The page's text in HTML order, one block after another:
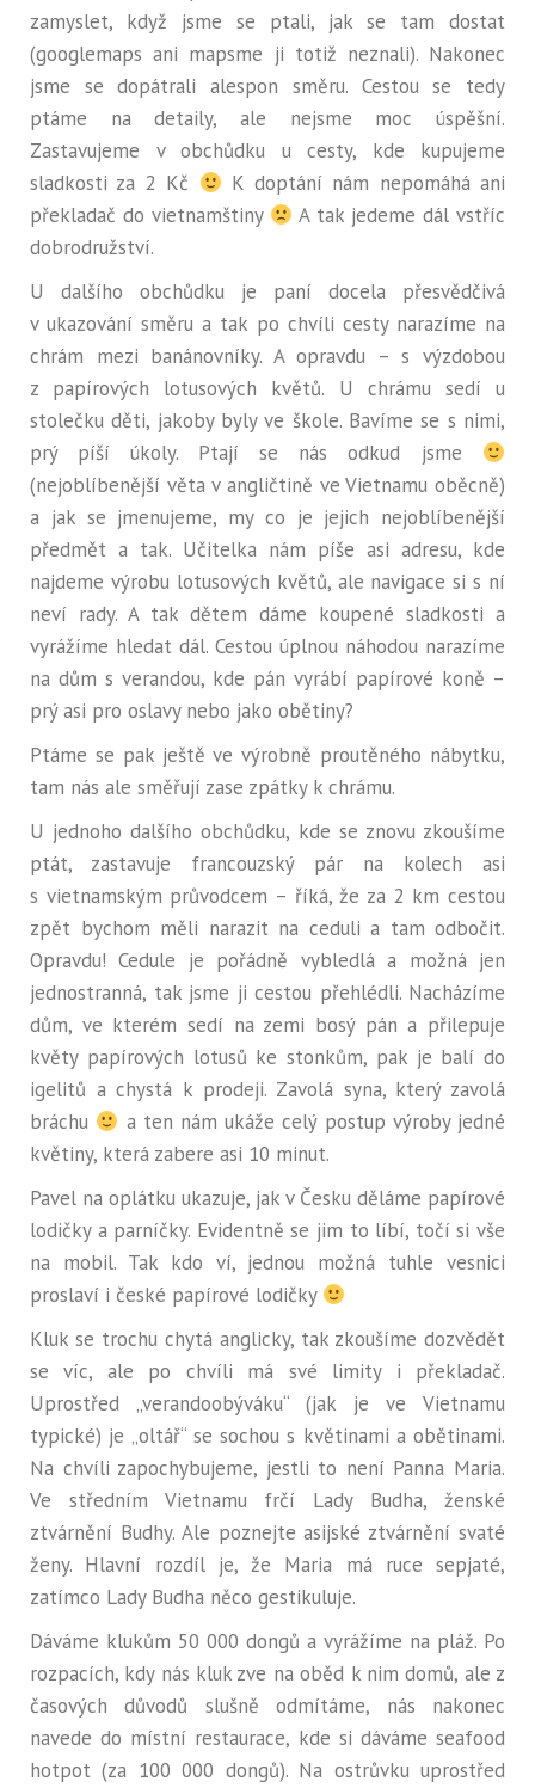
zamyslet, když jsme se ptali, jak se tam dostat
(googlemaps ani mapsme ji totiž neznali). Nakonec
jsme se dopátrali alespon směru. Cestou se tedy
ptáme na detaily, ale nejsme moc úspěšní.
Zastavujeme v obchůdku u cesty, kde kupujeme
sladkosti za 2 Kč
K doptání nám nepomáhá ani
překladač do vietnamštiny
A tak jedeme dál vstříc
dobrodružství.
U dalšího obchůdku je paní docela přesvědčivá
v ukazování směru a tak po chvíli cesty narazíme na
chrám mezi banánovníky. A opravdu – s výzdobou
z papírových lotusových květů. U chrámu sedí u
stolečku děti, jakoby byly ve škole. Bavíme se s nimi,
prý píší úkoly. Ptají se nás odkud jsme
(nejoblíbenější věta v angličtině ve Vietnamu oběcně)
a jak se jmenujeme, my co je jejich nejoblíbenější
předmět a tak. Učitelka nám píše asi adresu, kde
najdeme výrobu lotusových květů, ale navigace si s ní
neví rady. A tak dětem dáme koupené sladkosti a
vyrážíme hledat dál. Cestou úplnou náhodou narazíme
na dům s verandou, kde pán vyrábí papírové koně –
prý asi pro oslavy nebo jako obětiny?
Ptáme se pak ještě ve výrobně proutěného nábytku,
tam nás ale směřují zase zpátky k chrámu.
U jednoho dalšího obchůdku, kde se znovu zkoušíme
ptát, zastavuje francouzský pár na kolech asi
s vietnamským průvodcem – říká, že za 2 km cestou
zpět bychom měli narazit na ceduli a tam odbočit.
Opravdu! Cedule je pořádně vybledlá a možná jen
jednostranná, tak jsme ji cestou přehlédli. Nacházíme
dům, ve kterém sedí na zemi bosý pán a přilepuje
květy papírových lotusů ke stonkům, pak je balí do
igelitů a chystá k prodeji. Zavolá syna, který zavolá
bráchu
a ten nám ukáže celý postup výroby jedné
květiny, která zabere asi 10 minut.
Pavel na oplátku ukazuje, jak v Česku děláme papírové
lodičky a parníčky. Evidentně se jim to líbí, točí si vše
na mobil. Tak kdo ví, jednou možná tuhle vesnici
proslaví i české papírové lodičky
Kluk se trochu chytá anglicky, tak zkoušíme dozvědět
se víc, ale po chvíli má své limity i překladač.
Uprostřed „verandoobýváku“ (jak je ve Vietnamu
typické) je „oltář“ se sochou s květinami a obětinami.
Na chvíli zapochybujeme, jestli to není Panna Maria.
Ve středním Vietnamu frčí Lady Budha, ženské
ztvárnění Budhy. Ale poznejte asijské ztvárnění svaté
ženy. Hlavní rozdíl je, že Maria má ruce sepjaté,
zatímco Lady Budha něco gestikuluje.
Dáváme klukům 50 000 dongů a vyrážíme na pláž. Po
rozpacích, kdy nás kluk zve na oběd k nim domů, ale z
časových důvodů slušně odmítáme, nás nakonec
navede do místní restaurace, kde si dáváme seafood
hotpot (za 100 000 dongů). Na ostrůvku uprostřed